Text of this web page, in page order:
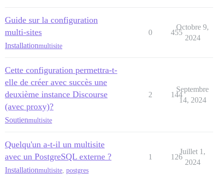
Guide sur la configuration
multi-sites
Installationmultisite
0 455
Octobre 9,
2024
Cette configuration permettra-t-
elle de créer avec succès une
deuxième instance Discourse
(avec proxy)?
Soutienmultisite
2 144
Septembre
14, 2024
Quelqu'un a-t-il un multisite
avec un PostgreSQL externe ?
Installationmultisite postgres
1 126
Juillet 1,
2024